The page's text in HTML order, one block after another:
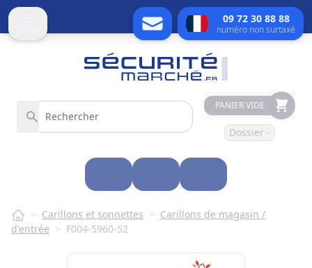
09 72 30 88 88
numéro non surtaxé
PANIER VIDE
Dossier -
> Carillons et sonnettes > Carillons de magasin /
d'entrée > F004-5960-52